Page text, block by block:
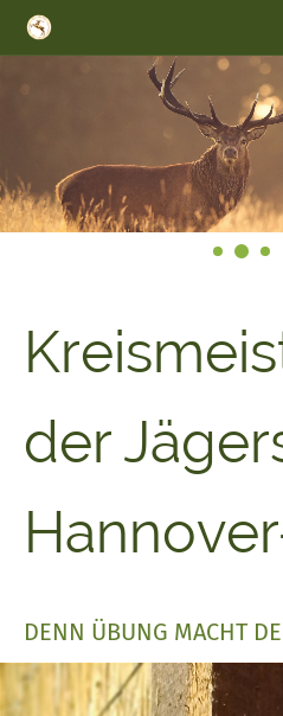
der
DENN ÜBUNG MACHT